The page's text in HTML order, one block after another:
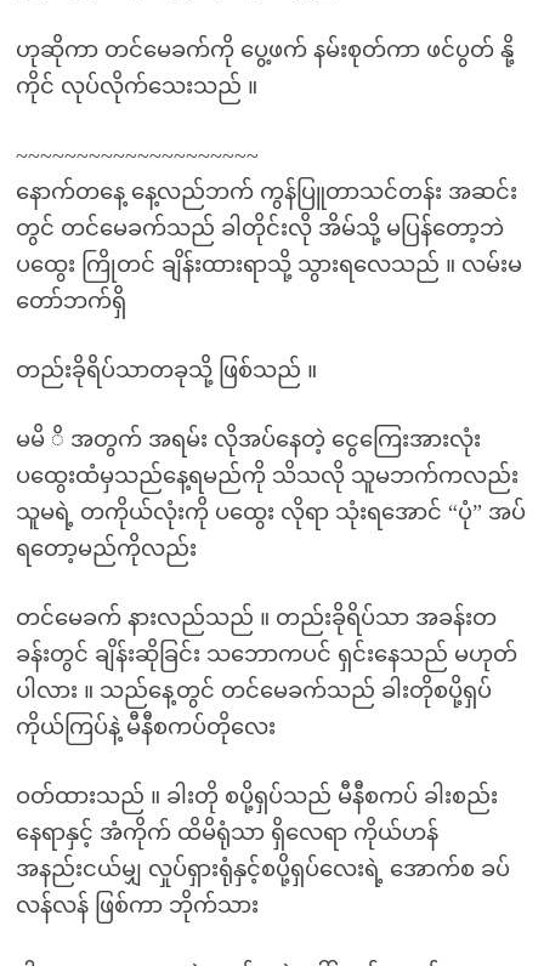
ဟုဆိုကာ တင်မေခက်ကို ပွေ့ဖက် နမ်းစုတ်ကာ ဖင်ပွတ် နို့
ကိုင် လုပ်လိုက်သေးသည် ။
~~~~~~~~~~~~~~~~~~~~
နောက်တနေ့ နေ့လည်ဘက် ကွန်ပြူတာသင်တန်း အဆင်း
တွင် တင်မေခက်သည် ခါတိုင်းလို အိမ်သို့ မပြန်တော့ဘဲ
ပထွေး ကြိုတင် ချိန်းထားရာသို့ သွားရလေသည် ။ လမ်းမ
တော်ဘက်ရှိ
တည်းခိုရိပ်သာတခုသို့ ဖြစ်သည် ။
မမိ ိ အတွက် အရမ်း လိုအပ်နေတဲ့ ငွေကြေးအားလုံး
ပထွေးထံမှသည်နေ့ရမည်ကို သိသလို သူမဘက်ကလည်း
သူမရဲ့ တကိုယ်လုံးကို ပထွေး လိုရာ သုံးရအောင် “ပုံ” အပ်
ရတော့မည်ကိုလည်း
တင်မေခက် နားလည်သည် ။ တည်းခိုရိပ်သာ အခန်းတ
ခန်းတွင် ချိန်းဆိုခြင်း သဘောကပင် ရှင်းနေသည် မဟုတ်
ပါလား ။ သည်နေ့တွင် တင်မေခက်သည် ခါးတိုစပို့ရှပ်
ကိုယ်ကြပ်နဲ့ မီနီစကပ်တိုလေး
ဝတ်ထားသည် ။ ခါးတို စပို့ရှပ်သည် မီနီစကပ် ခါးစည်း
နေရာနှင့် အံကိုက် ထိမိရုံသာ ရှိလေရာ ကိုယ်ဟန်
အနည်းငယ်မျှ လှုပ်ရှားရုံနှင့်စပို့ရှပ်လေးရဲ့ အောက်စ ခပ်
လန်လန် ဖြစ်ကာ ဘိုက်သား